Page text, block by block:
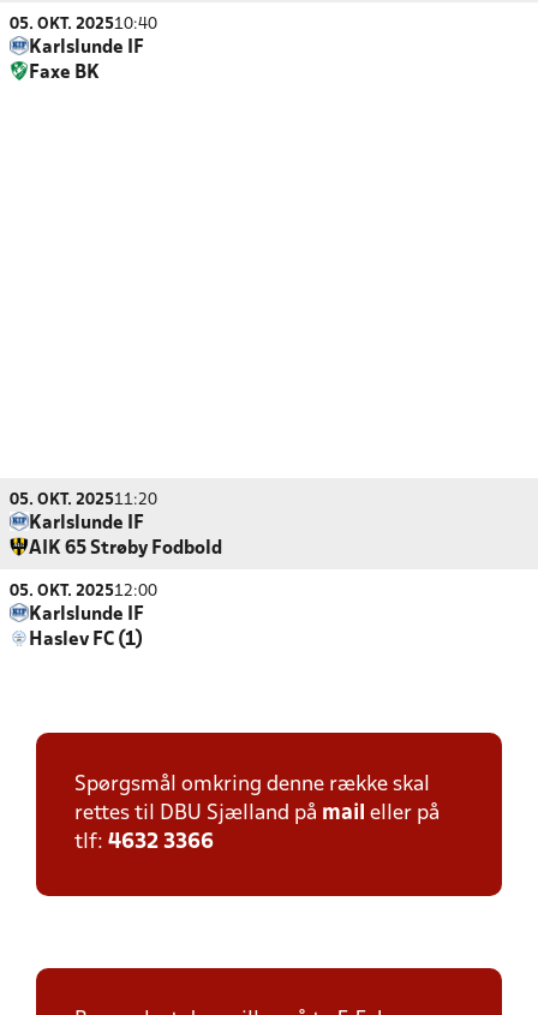
05. OKT. 202510:40
Karlslunde IF
Faxe BK
05. OKT. 202511:20
Karlslunde IF
AIK 65 Strøby Fodbold
05. OKT. 202512:00
Karlslunde IF
Haslev FC (1)
Spørgsmål omkring denne række skal
rettes til DBU Sjælland på mail eller på
tlf: 4632 3366